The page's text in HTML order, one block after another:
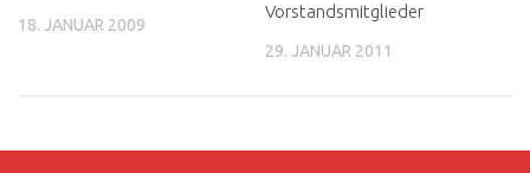
18. JANUAR 2009
Vorstandsmitglieder
29. JANUAR 2011